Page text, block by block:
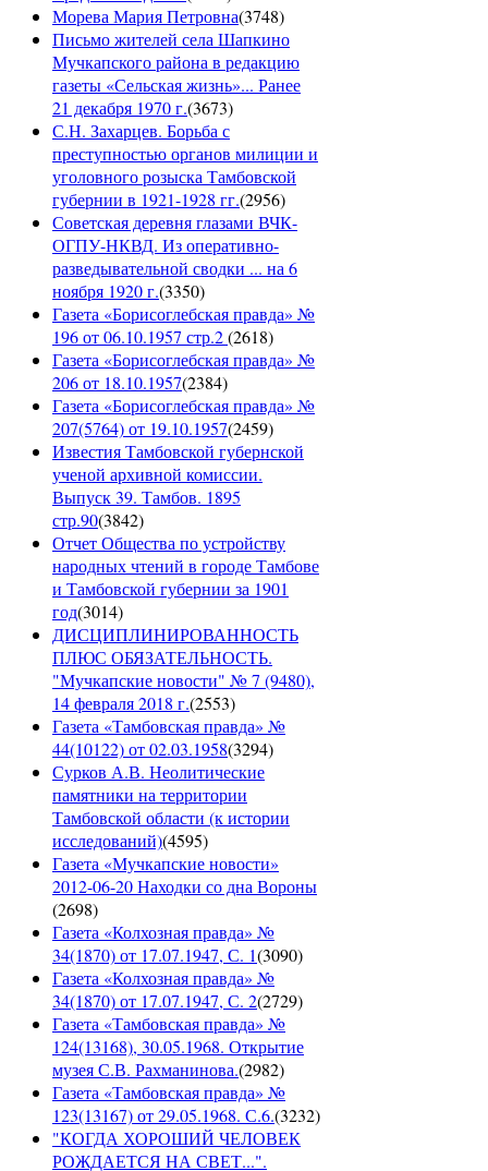
Морева Мария Петровна(3748)
Письмо жителей села Шапкино
Мучкапского района в редакцию
газеты «Сельская жизнь»... Ранее
21 декабря 1970 г.(3673)
С.Н. Захарцев. Борьба с
преступностью органов милиции и
уголовного розыска Тамбовской
губернии в 1921-1928 гг.(2956)
Советская деревня глазами ВЧК-
ОГПУ-НКВД. Из оперативно-
разведывательной сводки ... на 6
ноября 1920 г.(3350)
Газета «Борисоглебская правда» №
196 от 06.10.1957 стр.2(2618)
Газета «Борисоглебская правда» №
206 от 18.10.1957(2384)
Газета «Борисоглебская правда» №
207(5764) от 19.10.1957(2459)
Известия Тамбовской губернской
ученой архивной комиссии.
Выпуск 39. Тамбов. 1895
стр.90(3842)
Отчет Общества по устройству
народных чтений в городе Тамбове
и Тамбовской губернии за 1901
год(3014)
ДИСЦИПЛИНИРОВАННОСТЬ
ПЛЮС ОБЯЗАТЕЛЬНОСТЬ.
"Мучкапские новости" № 7 (9480),
14 февраля 2018 г.(2553)
Газета «Тамбовская правда» №
44(10122) от 02.03.1958(3294)
Сурков А.В. Неолитические
памятники на территории
Тамбовской области (к истории
исследований)(4595)
Газета «Мучкапские новости»
2012-06-20 Находки со дна Вороны
(2698)
Газета «Колхозная правда» №
34(1870) от 17.07.1947, С. 1(3090)
Газета «Колхозная правда» №
34(1870) от 17.07.1947, С. 2(2729)
Газета «Тамбовская правда» №
124(13168), 30.05.1968. Открытие
музея С.В. Рахманинова.(2982)
Газета «Тамбовская правда» №
123(13167) от 29.05.1968. С.6.(3232)
"КОГДА ХОРОШИЙ ЧЕЛОВЕК
РОЖДАЕТСЯ НА СВЕТ...".